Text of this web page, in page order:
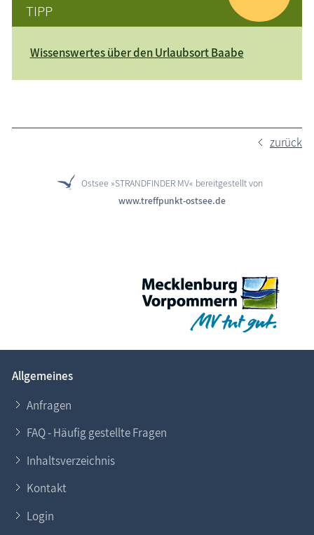
TIPP
Wissenswertes über den Urlaubsort Baabe
zurück
Ostsee »STRANDFINDER MV« bereitgestellt von
www.treffpunkt-ostsee.de
Allgemeines
Anfragen
FAQ - Häufig gestellte Fragen
Inhaltsverzeichnis
Kontakt
Login